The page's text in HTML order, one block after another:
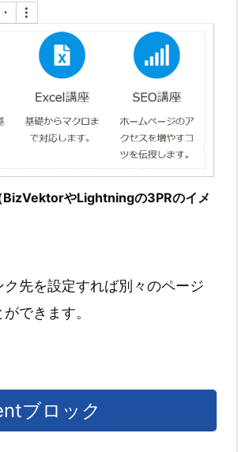
BizVektorやLightningの3PRのイメ
ク先を設定すれば別々のページ
できます。
ブロック